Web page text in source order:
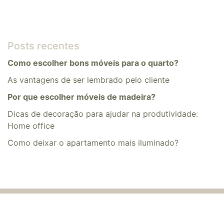
Posts recentes
Como escolher bons móveis para o quarto?
As vantagens de ser lembrado pelo cliente
Por que escolher móveis de madeira?
Dicas de decoração para ajudar na produtividade:
Home office
​​Como deixar o apartamento mais iluminado?